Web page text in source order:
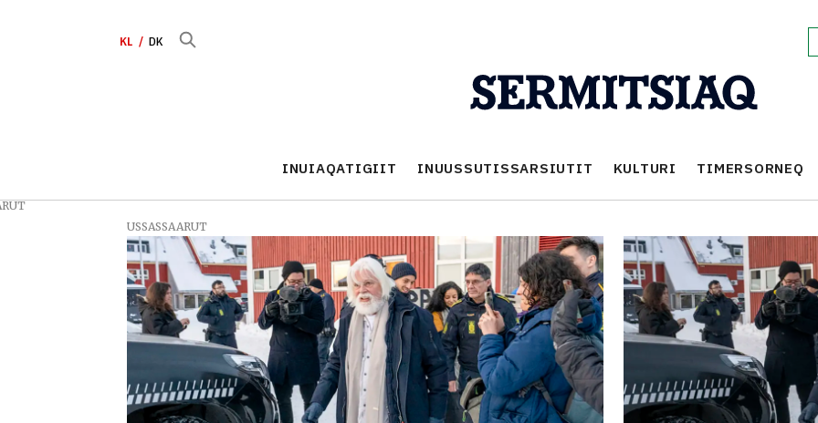
KL DK
INUIAQATIGIIT INUUSSUTISSARSIUTIT KULTURI TIMERSORNEQ
justitsminister
hummelgaard
USSASSAARUT